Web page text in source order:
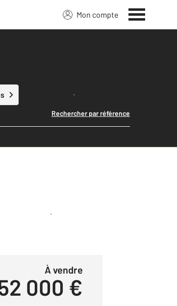
Mon compte
Lancer ma recherche
Rechercher par référence
Créer une alerte
à vendre
000 €